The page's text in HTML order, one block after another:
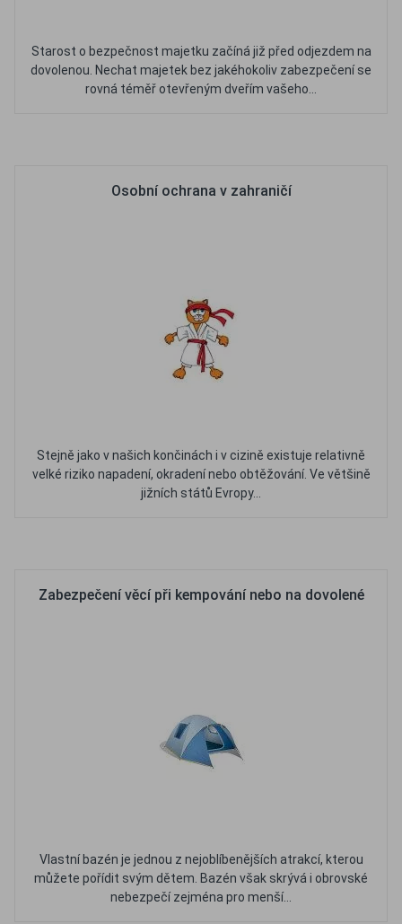
Starost o bezpečnost majetku začíná již před odjezdem na
dovolenou. Nechat majetek bez jakéhokoliv zabezpečení se
rovná téměř otevřeným dveřím vašeho...
Osobní ochrana v zahraničí
Stejně jako v našich končinách i v cizině existuje relativně
velké riziko napadení, okradení nebo obtěžování. Ve většině
jižních států Evropy...
Zabezpečení věcí při kempování nebo na dovolené
Vlastní bazén je jednou z nejoblíbenějších atrakcí, kterou
můžete pořídit svým dětem. Bazén však skrývá i obrovské
nebezpečí zejména pro menší...